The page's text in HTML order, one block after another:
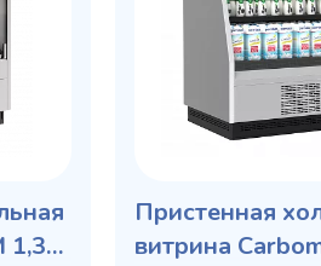
1,3-1
Пристенная
витрина